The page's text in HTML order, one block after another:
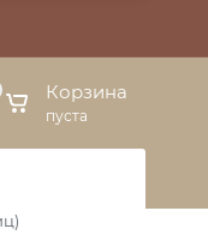
кабинет
Корзина
пуста